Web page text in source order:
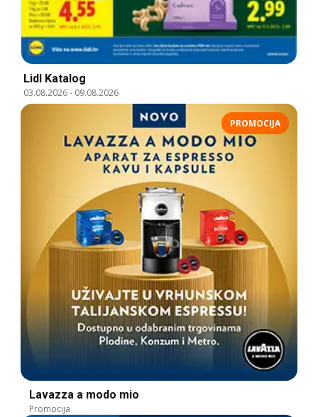
Lidl Katalog
03.08.2026- 09.08.2026
PROMOCIJA
Lavazza a modo mio
Promocija